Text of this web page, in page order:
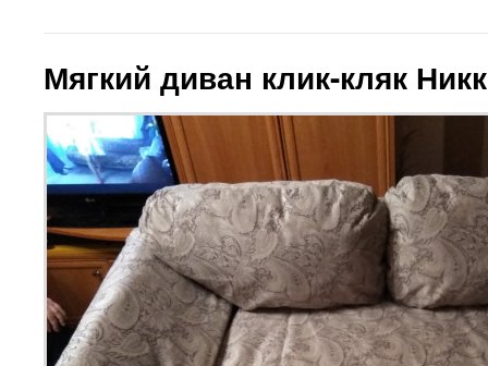
Мягкий диван клик-кляк